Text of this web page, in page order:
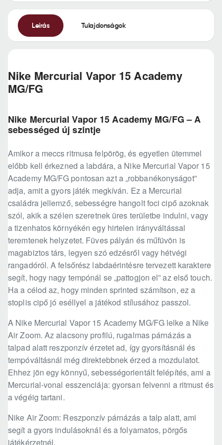
Leírás Tulajdonságok
Nike Mercurial Vapor 15 Academy
MG/FG
Nike Mercurial Vapor 15 Academy MG/FG – A
sebességed új szintje
Amikor a meccs ritmusa felpörög, és egyetlen ütemmel
előbb kell érkezned a labdára, a Nike Mercurial Vapor 15
Academy MG/FG pontosan azt a „robbanékonyságot”
adja, amit a gyors játék megkíván. Ez a Mercurial
családra jellemző, sebességre hangolt foci cipő azoknak
szól, akik a szélen szeretnek üres területbe indulni, vagy
a tizenhatos környékén egy hirtelen irányváltással
teremtenek helyzetet. Füves pályán és műfüvön is
magabiztos társ, legyen szó edzésről vagy hétvégi
rangadóról. A felsőrész labdaérintésre tervezett karaktere
segít, hogy nagy tempónál se „pattogjon el” az első touch.
Ha a célod az, hogy minden sprinted számítson, ez a
stoplis cipő jó eséllyel a játékod stílusához passzol.
A Nike Mercurial Vapor 15 Academy MG/FG lelke a Nike
Air Zoom. Az alacsony profilú, rugalmas párnázás a
talpad alatt reszponzív érzetet ad, így gyorsításnál és
tempóváltásnál még direktebbnek érzed a mozdulatot.
Ehhez jön egy könnyű, sebességorientált felépítés, ami a
Mercurial-vonal esszenciája: gyorsan felvenni a ritmust és
a végéig tartani.
Nike Air Zoom: Reszponzív párnázás a talp alatt, ami
segít a gyors indulásoknál és a folyamatos, pörgős
játékérzetnél.